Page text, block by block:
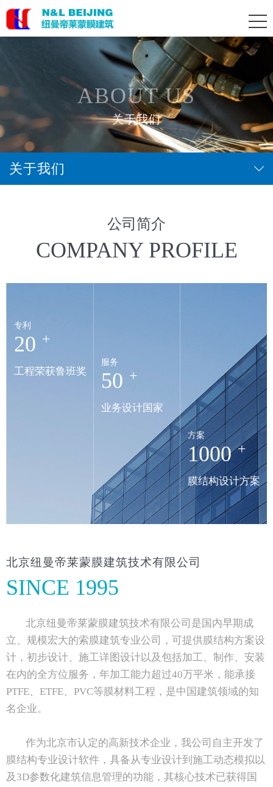
ABOUT US
关于我们
关于我们
公司简介
COMPANY PROFILE
专利
20 +
工程荣获鲁班奖
服务
50 +
业务设计国家
方案
1000 +
膜结构设计方案
北京纽曼帝莱蒙膜建筑技术有限公司
SINCE 1995
北京纽曼帝莱蒙膜建筑技术有限公司是国内早期成
立、规模宏大的索膜建筑专业公司，可提供膜结构方案设
计，初步设计、施工详图设计以及包括加工、制作、安装
在内的全方位服务，年加工能力超过40万平米，能承接
PTFE、ETFE、PVC等膜材料工程，是中国建筑领域的知
名企业。
作为北京市认定的高新技术企业，我公司自主开发了
膜结构专业设计软件，具备从专业设计到施工动态模拟以
及3D参数化建筑信息管理的功能，其核心技术已获得国